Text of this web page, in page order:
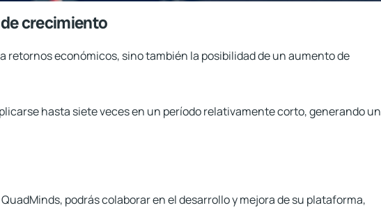
crecimiento
retornos económicos, sino también la posibilidad de un aumento de
hasta siete veces en un período relativamente corto, generando un
QuadMinds, podrás colaborar en el desarrollo y mejora de su plataforma,